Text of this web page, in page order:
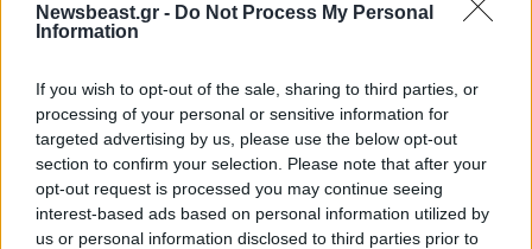
Newsbeast.gr - Do Not Process My Personal
Information
If you wish to opt-out of the sale, sharing to third parties, or
processing of your personal or sensitive information for
targeted advertising by us, please use the below opt-out
section to confirm your selection. Please note that after your
opt-out request is processed you may continue seeing
interest-based ads based on personal information utilized by
us or personal information disclosed to third parties prior to